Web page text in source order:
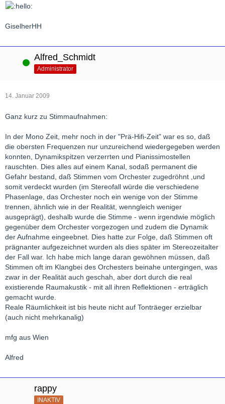
GiselherHH
Online Alfred_Schmidt
Administrator
14. Januar 2009
Ganz kurz zu Stimmaufnahmen:
In der Mono Zeit, mehr noch in der "Prä-Hifi-Zeit" war es so, daß
die obersten Frequenzen nur unzureichend wiedergegeben werden
konnten, Dynamikspitzen verzerrten und Pianissimostellen
rauschten. Dies alles auf einem Kanal, sodaß permanent die
Gefahr bestand, daß Stimmen vom Orchester zugedröhnt ,und
somit verdeckt wurden (im Stereofall würde die verschiedene
Phasenlage, das Orchester noch ein wenige von der Stimme
trennen, ähnlich wie in der Realität, wenngleich weniger
ausgeprägt), deshalb wurde die Stimme - wenn irgendwie möglich
gegenüber dem Orchester vorgezogen und zudem die Dynamik
der Aufnahme eingeebnet. Dies hatte zur Folge, daß Stimmen oft
prägnanter aufgezeichnet wurden als dies später im Stereozeitalter
der Fall war. Ich habe mich lange daran gewöhnen müssen, daß
Stimmen oft im Klangbei des Orchesters beinahe untergingen, was
zwar in der Realität auch geschah, aber dort durch die real
existierende Raumakustik - mit all ihren Reflektionen - erträglich
gemacht wurde.
Reale Räumlichkeit ist bis heute nicht auf Tonträeger erzielbar
(auch nicht mehrkanalig)
mfg aus Wien
Alfred
rappy
INAKTIV